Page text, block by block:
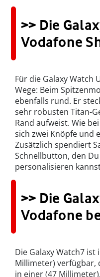
>> Die
Vodafone
Für die Galaxy Watch
Wege: Beim
ebenfalls rund. Er
sehr robusten Titan-
Rand aufweist. Wie
sich zwei Knöpfe und
Zusätzlich spendiert
Schnellbutton, den
personalisieren
>> Die
Vodafone
Die Galaxy Watch7
Millimeter) verfügbar,
in einer (47